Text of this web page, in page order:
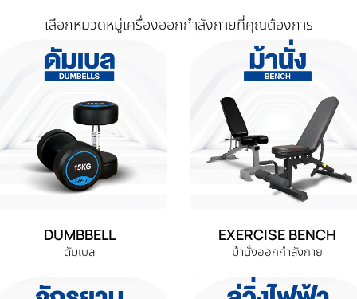
เลือกหมวดหมู่เครื่องออกกำลังกายที่คุณต้องการ
DUMBBELL
ดัมเบล
EXERCISE BENCH
ม้านั่งออกกำลังกาย